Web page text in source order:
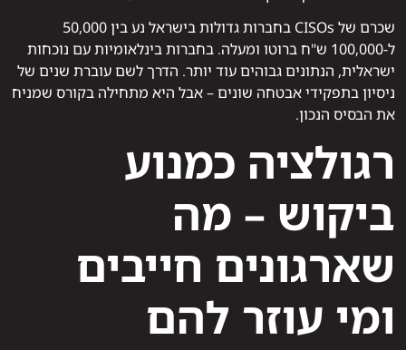
שכרם של CISOs בחברות גדולות בישראל נע בין 50,000
ל-100,000 ש"ח ברוטו ומעלה. בחברות בינלאומיות עם נוכחות
ישראלית, הנתונים גבוהים עוד יותר. הדרך לשם עוברת שנים של
ניסיון בתפקידי אבטחה שונים – אבל היא מתחילה בקורס שמניח
את הבסיס הנכון.
רגולציה כמנוע
ביקוש – מה
שארגונים חייבים
ומי עוזר להם